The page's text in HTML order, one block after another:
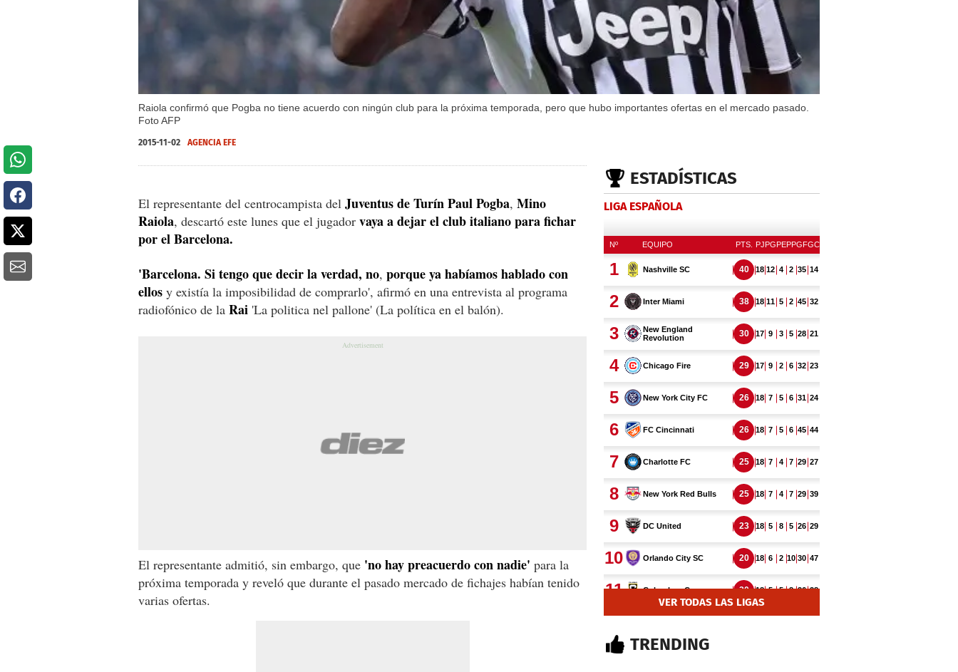
Raiola confirmó que Pogba no tiene acuerdo con ningún club para la próxima temporada, pero que hubo importantes ofertas en el mercado pasado.
Foto AFP
2015-11-02 AGENCIA EFE
El representante del centrocampista del Juventus de Turín Paul Pogba, Mino
Raiola, descartó este lunes que el jugador vaya a dejar el club italiano para fichar
por el Barcelona.
'Barcelona. Si tengo que decir la verdad, no, porque ya habíamos hablado con
ellos y existía la imposibilidad de comprarlo', afirmó en una entrevista al programa
radiofónico de la Rai 'La politica nel pallone' (La política en el balón).
El representante admitió, sin embargo, que 'no hay preacuerdo con nadie' para la
próxima temporada y reveló que durante el pasado mercado de fichajes habían tenido
varias ofertas.
ESTADÍSTICAS
LIGA ESPAÑOLA
VER TODAS LAS LIGAS
TRENDING